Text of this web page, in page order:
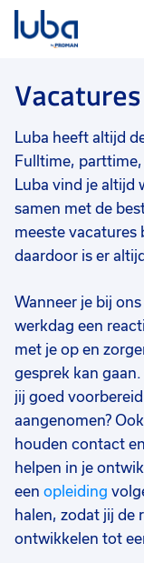
Vacatures
Over ons
Voor
Contact
Luba heeft altijd
Fulltime,
Luba vind je altijd
samen met de
meeste vacatures
daardoor is er
Wanneer je bij
werkdag een
met je op en
gesprek kan
jij goed
aangenomen?
houden contact
helpen in je
een opleiding
halen, zodat jij de
ontwikkelen tot
Filter
Vakgebied 0
Industrie/
Techniek
Magazijn/
6
Staf/HR/
2
Commercieel 1
Horeca/toerisme
Transport/
Opleidingsniveau 0
50
Vmbo 17